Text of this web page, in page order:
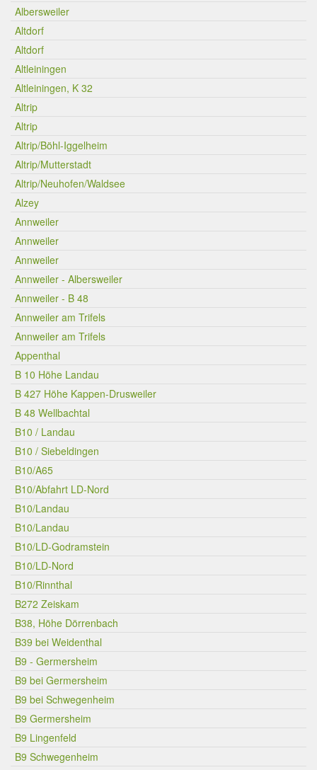
Albersweiler
Altdorf
Altdorf
Altleiningen
Altleiningen, K 32
Altrip
Altrip
Altrip/Böhl-Iggelheim
Altrip/Mutterstadt
Altrip/Neuhofen/Waldsee
Alzey
Annweiler
Annweiler
Annweiler
Annweiler - Albersweiler
Annweiler - B 48
Annweiler am Trifels
Annweiler am Trifels
Appenthal
B 10 Höhe Landau
B 427 Höhe Kappen-Drusweiler
B 48 Wellbachtal
B10 / Landau
B10 / Siebeldingen
B10/A65
B10/Abfahrt LD-Nord
B10/Landau
B10/Landau
B10/LD-Godramstein
B10/LD-Nord
B10/Rinnthal
B272 Zeiskam
B38, Höhe Dörrenbach
B39 bei Weidenthal
B9 - Germersheim
B9 bei Germersheim
B9 bei Schwegenheim
B9 Germersheim
B9 Lingenfeld
B9 Schwegenheim